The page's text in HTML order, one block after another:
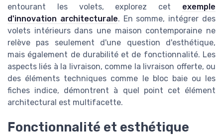
entourant les volets, explorez cet exemple
d'innovation architecturale. En somme, intégrer des
volets intérieurs dans une maison contemporaine ne
relève pas seulement d'une question d'esthétique,
mais également de durabilité et de fonctionnalité. Les
aspects liés à la livraison, comme la livraison offerte, ou
des éléments techniques comme le bloc baie ou les
fiches indice, démontrent à quel point cet élément
architectural est multifacette.
Fonctionnalité et esthétique